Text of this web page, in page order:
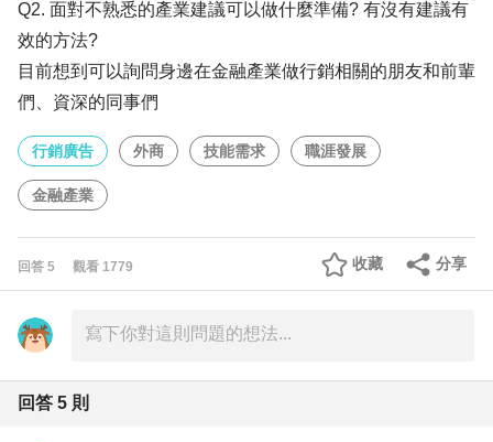
Q2. 面對不熟悉的產業建議可以做什麼準備? 有沒有建議有
效的方法?
目前想到可以詢問身邊在金融產業做行銷相關的朋友和前輩
們、資深的同事們
行銷廣告 外商 技能需求 職涯發展
金融產業
回答 5 觀看 1779 分享
收藏
回答 5 則